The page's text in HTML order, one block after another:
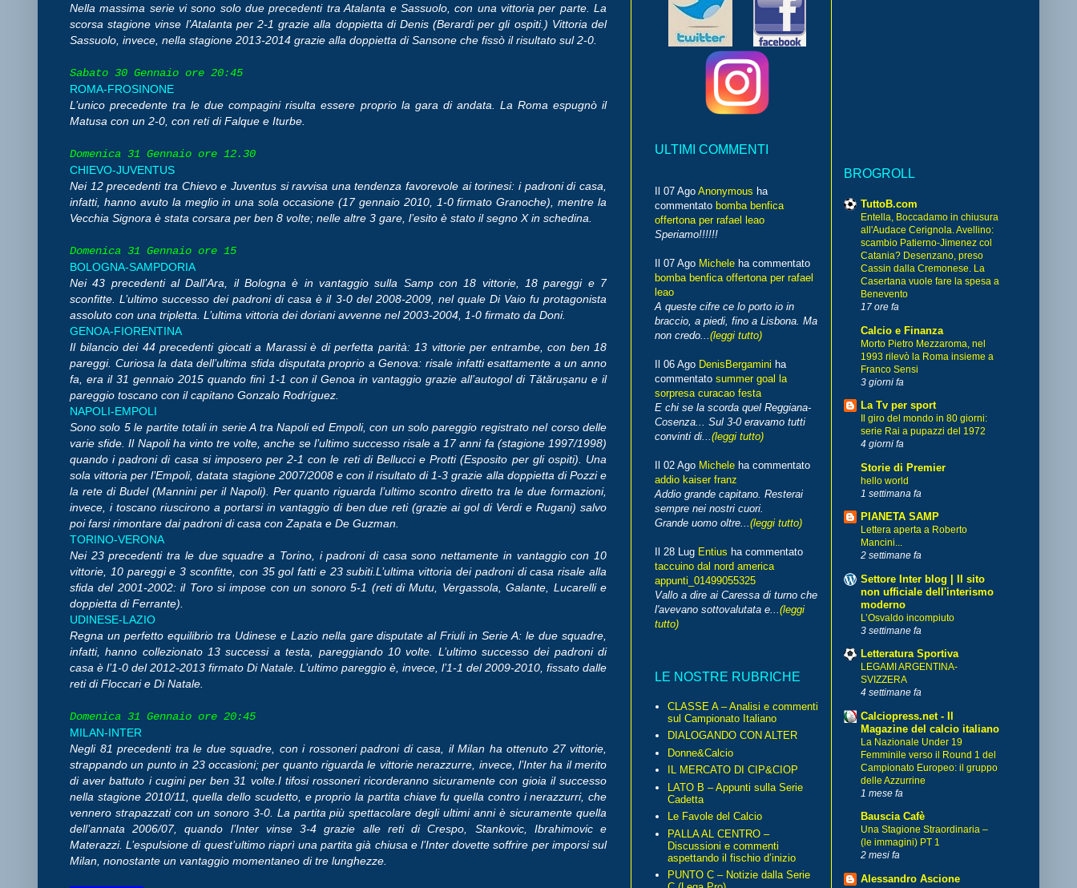
Nella massima serie vi sono solo due precedenti tra Atalanta e Sassuolo, con una vittoria per parte. La
scorsa stagione vinse l’Atalanta per 2-1 grazie alla doppietta di Denis (Berardi per gli ospiti.) Vittoria del
Sassuolo, invece, nella stagione 2013-2014 grazie alla doppietta di Sansone che fissò il risultato sul 2-0.
Sabato 30 Gennaio ore 20:45
ROMA-FROSINONE
L’unico precedente tra le due compagini risulta essere proprio la gara di andata. La Roma espugnò il
Matusa con un 2-0, con reti di Falque e Iturbe.
Domenica 31 Gennaio ore 12.30
CHIEVO-JUVENTUS
Nei 12 precedenti tra Chievo e Juventus si ravvisa una tendenza favorevole ai torinesi: i padroni di casa,
infatti, hanno avuto la meglio in una sola occasione (17 gennaio 2010, 1-0 firmato Granoche), mentre la
Vecchia Signora è stata corsara per ben 8 volte; nelle altre 3 gare, l’esito è stato il segno X in schedina.
Domenica 31 Gennaio ore 15
BOLOGNA-SAMPDORIA
Nei 43 precedenti al Dall’Ara, il Bologna è in vantaggio sulla Samp con 18 vittorie, 18 pareggi e 7
sconfitte. L’ultimo successo dei padroni di casa è il 3-0 del 2008-2009, nel quale Di Vaio fu protagonista
assoluto con una tripletta. L’ultima vittoria dei doriani avvenne nel 2003-2004, 1-0 firmato da Doni.
GENOA-FIORENTINA
Il bilancio dei 44 precedenti giocati a Marassi è di perfetta parità: 13 vittorie per entrambe, con ben 18
pareggi. Curiosa la data dell’ultima sfida disputata proprio a Genova: risale infatti esattamente a un anno
fa, era il 31 gennaio 2015 quando finì 1-1 con il Genoa in vantaggio grazie all’autogol di Tătărușanu e il
pareggio toscano con il capitano Gonzalo Rodríguez.
NAPOLI-EMPOLI
Sono solo 5 le partite totali in serie A tra Napoli ed Empoli, con un solo pareggio registrato nel corso delle
varie sfide. Il Napoli ha vinto tre volte, anche se l’ultimo successo risale a 17 anni fa (stagione 1997/1998)
quando i padroni di casa si imposero per 2-1 con le reti di Bellucci e Protti (Esposito per gli ospiti). Una
sola vittoria per l’Empoli, datata stagione 2007/2008 e con il risultato di 1-3 grazie alla doppietta di Pozzi e
la rete di Budel (Mannini per il Napoli). Per quanto riguarda l’ultimo scontro diretto tra le due formazioni,
invece, i toscano riuscirono a portarsi in vantaggio di ben due reti (grazie ai gol di Verdi e Rugani) salvo
poi farsi rimontare dai padroni di casa con Zapata e De Guzman.
TORINO-VERONA
Nei 23 precedenti tra le due squadre a Torino, i padroni di casa sono nettamente in vantaggio con 10
vittorie, 10 pareggi e 3 sconfitte, con 35 gol fatti e 23 subiti.L’ultima vittoria dei padroni di casa risale alla
sfida del 2001-2002: il Toro si impose con un sonoro 5-1 (reti di Mutu, Vergassola, Galante, Lucarelli e
doppietta di Ferrante).
UDINESE-LAZIO
Regna un perfetto equilibrio tra Udinese e Lazio nella gare disputate al Friuli in Serie A: le due squadre,
infatti, hanno collezionato 13 successi a testa, pareggiando 10 volte. L’ultimo successo dei padroni di
casa è l’1-0 del 2012-2013 firmato Di Natale. L’ultimo pareggio è, invece, l’1-1 del 2009-2010, fissato dalle
reti di Floccari e Di Natale.
Domenica 31 Gennaio ore 20:45
MILAN-INTER
Negli 81 precedenti tra le due squadre, con i rossoneri padroni di casa, il Milan ha ottenuto 27 vittorie,
strappando un punto in 23 occasioni; per quanto riguarda le vittorie nerazzurre, invece, l’Inter ha il merito
di aver battuto i cugini per ben 31 volte.I tifosi rossoneri ricorderanno sicuramente con gioia il successo
nella stagione 2010/11, quella dello scudetto, e proprio la partita chiave fu quella contro i nerazzurri, che
vennero strapazzati con un sonoro 3-0. La partita più spettacolare degli ultimi anni è sicuramente quella
dell’annata 2006/07, quando l’Inter vinse 3-4 grazie alle reti di Crespo, Stankovic, Ibrahimovic e
Materazzi. L’espulsione di quest’ultimo riaprì una partita già chiusa e l’Inter dovette soffrire per imporsi sul
Milan, nonostante un vantaggio momentaneo di tre lunghezze.
ULTIMI COMMENTI
Il 07 Ago Anonymous ha
commentato bomba benfica
offertona per rafael leao
Speriamo!!!!!!
Il 07 Ago Michele ha commentato
bomba benfica offertona per rafael
leao
A queste cifre ce lo porto io in
braccio, a piedi, fino a Lisbona. Ma
non credo...(leggi tutto)
Il 06 Ago DenisBergamini ha
commentato summer goal la
sorpresa curacao festa
E chi se la scorda quel Reggiana-
Cosenza... Sul 3-0 eravamo tutti
convinti di...(leggi tutto)
Il 02 Ago Michele ha commentato
addio kaiser franz
Addio grande capitano. Resterai
sempre nei nostri cuori.
Grande uomo oltre...(leggi tutto)
Il 28 Lug Entius ha commentato
taccuino dal nord america
appunti_01499055325
Vallo a dire ai Caressa di turno che
l'avevano sottovalutata e...(leggi
tutto)
LE NOSTRE RUBRICHE
CLASSE A – Analisi e commenti
sul Campionato Italiano
DIALOGANDO CON ALTER
Donne&Calcio
IL MERCATO DI CIP&CIOP
LATO B – Appunti sulla Serie
Cadetta
Le Favole del Calcio
PALLA AL CENTRO –
Discussioni e commenti
aspettando il fischio d’inizio
PUNTO C – Notizie dalla Serie
BROGROLL
TuttoB.com
Entella, Boccadamo in chiusura
all'Audace Cerignola. Avellino:
scambio Patierno-Jimenez col
Catania? Desenzano, preso
Cassin dalla Cremonese. La
Casertana vuole fare la spesa a
Benevento
17 ore fa
Calcio e Finanza
Morto Pietro Mezzaroma, nel
1993 rilevò la Roma insieme a
Franco Sensi
3 giorni fa
La Tv per sport
Il giro del mondo in 80 giorni:
serie Rai a pupazzi del 1972
4 giorni fa
Storie di Premier
hello world
1 settimana fa
PIANETA SAMP
Lettera aperta a Roberto
Mancini...
2 settimane fa
Settore Inter blog | Il sito
non ufficiale dell'interismo
moderno
L’Osvaldo incompiuto
3 settimane fa
Letteratura Sportiva
LEGAMI ARGENTINA-
SVIZZERA
4 settimane fa
Calciopress.net - Il
Magazine del calcio italiano
La Nazionale Under 19
Femminile verso il Round 1 del
Campionato Europeo: il gruppo
delle Azzurrine
1 mese fa
Bauscia Cafè
Una Stagione Straordinaria –
(le immagini) PT 1
2 mesi fa
Alessandro Ascione